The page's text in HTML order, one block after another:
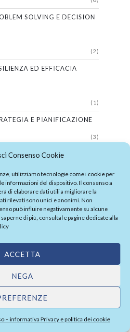
Consenso Cookie
utilizziamo tecnologie come i cookie per
informazioni del dispositivo. Il consenso a
di elaborare dati utili a migliorare la
rilevati sono unici e anonimi. Non
può influire negativamente su alcune
di più, consulta le pagine dedicate alla
ACCETTA
NEGA
– informativa Privacy e politica dei cookie
SOLVING E DECISION
(2)
ED EFFICACIA
(1)
E PIANIFICAZIONE
(3)
WORKING E TEAM
(3)
(7)
TIME
E PROMOZIONE DEI